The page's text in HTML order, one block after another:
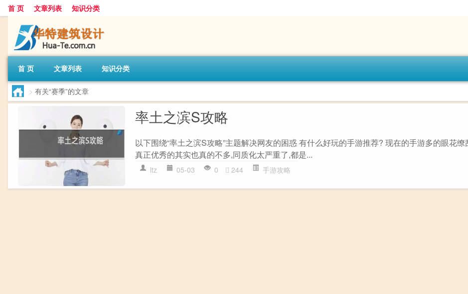
首 页 文章列表 知识分类
首 页 文章列表 知识分类
> 有关“赛季”的文章
率土之滨S攻略
以下围绕“率土之滨S攻略”主题解决网友的困惑 有什么好玩的手游推荐? 现在的手游多的眼花缭
真正优秀的其实也真的不多,同质化太严重了,都是...
ltz 05-03 0 244 手游攻略